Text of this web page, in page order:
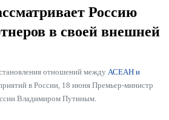
Россию
в своей внешней
отношений между АСЕАН и
в России, 18 июня Премьер-министр
Владимиром Путиным.